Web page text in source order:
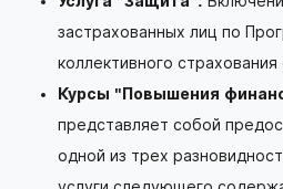
застрахованных лиц по
коллективного страхования
Курсы "Повышения
представляет собой
одной из трех